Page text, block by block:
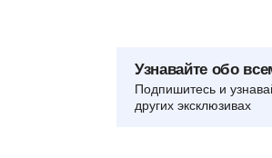
Узнавайте обо
Подпишитесь и
других эксклюзивах